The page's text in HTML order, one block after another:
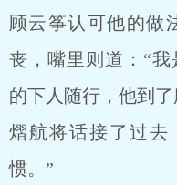
顾云筝认可他的做
丧，嘴里则道：“
的下人随行，他到
熠航将话接了过去
惯。”